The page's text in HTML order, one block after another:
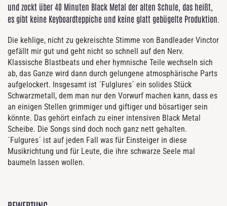
und zockt über 40 Minuten Black Metal der alten Schule, das heißt,
es gibt keine Keyboardteppiche und keine glatt gebügelte Produktion.
Die kehlige, nicht zu gekreischte Stimme von Bandleader Vinctor
gefällt mir gut und geht nicht so schnell auf den Nerv.
Klassische Blastbeats und eher hymnische Teile wechseln sich
ab, das Ganze wird dann durch gelungene atmosphärische Parts
aufgelockert. Insgesamt ist ´Fulglures´ ein solides Stück
Schwarzmetall, dem man nur den Vorwurf machen kann, dass es
an einigen Stellen grimmiger und giftiger und bösartiger sein
könnte. Das gehört einfach zu einer intensiven Black Metal
Scheibe. Die Songs sind doch noch ganz nett gehalten.
´Fulgures´ ist auf jeden Fall was für Einsteiger in diese
Musikrichtung und für Leute, die ihre schwarze Seele mal
baumeln lassen wollen.